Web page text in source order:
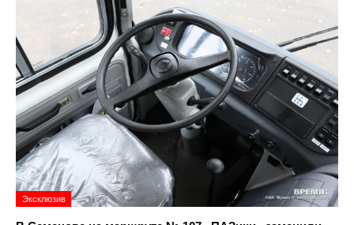
Эксклюзив